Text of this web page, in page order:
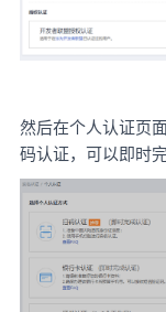
然后在个人认证页
码认证，可以即时